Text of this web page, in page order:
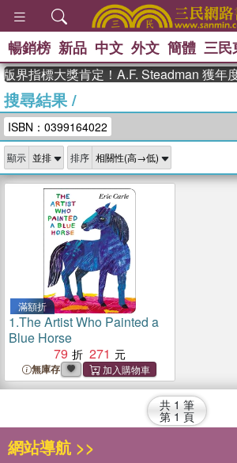
、 The Odyssey
獎 臺灣漫遊錄
登輝時代
偉大的迷走神經
暢銷榜 新品 中文 外文 簡體 三民
界指標大獎肯定！A.F. Steadman 獲年
搜尋結果/
ISBN：0399164022
顯示 排序
滿額折
1.The Artist Who Painted a
Blue Horse
79
271
無庫存
共 1 筆
第 1 頁
網站導航 >>